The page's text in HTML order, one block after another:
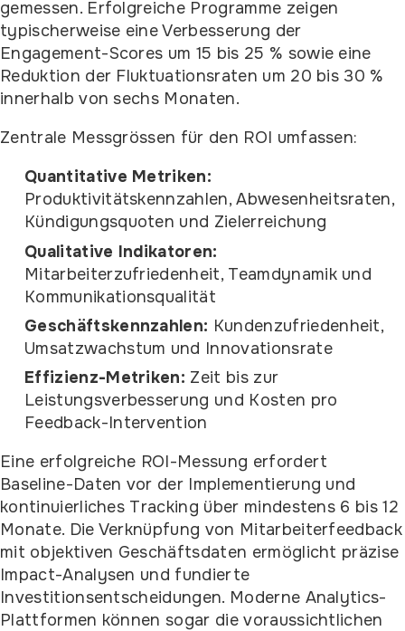
gemessen. Erfolgreiche Programme zeigen
typischerweise eine Verbesserung der
Engagement-Scores um 15 bis 25 % sowie eine
Reduktion der Fluktuationsraten um 20 bis 30 %
innerhalb von sechs Monaten.
Zentrale Messgrössen für den ROI umfassen:
Quantitative Metriken:
Produktivitätskennzahlen, Abwesenheitsraten,
Kündigungsquoten und Zielerreichung
Qualitative Indikatoren:
Mitarbeiterzufriedenheit, Teamdynamik und
Kommunikationsqualität
Geschäftskennzahlen: Kundenzufriedenheit,
Umsatzwachstum und Innovationsrate
Effizienz-Metriken: Zeit bis zur
Leistungsverbesserung und Kosten pro
Feedback-Intervention
Eine erfolgreiche ROI-Messung erfordert
Baseline-Daten vor der Implementierung und
kontinuierliches Tracking über mindestens 6 bis 12
Monate. Die Verknüpfung von Mitarbeiterfeedback
mit objektiven Geschäftsdaten ermöglicht präzise
Impact-Analysen und fundierte
Investitionsentscheidungen. Moderne Analytics-
Plattformen können sogar die voraussichtlichen